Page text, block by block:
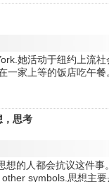
她活动于纽约上流社
一家上等的饭店吃午餐
思考
想的人都会抗议这件事
symbols.思想主